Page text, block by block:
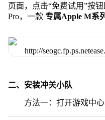
页面，点击“免费试用”按
Pro，一款 专属Apple M系
二、安装冲关小队
方法一：打开游戏中